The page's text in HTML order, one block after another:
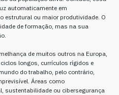
automaticamente em
estrutural ou maior produtividade. O
de formação, mas na sua
de muitos outros na Europa,
longos, currículos rígidos e
do trabalho, pelo contrário,
Áreas como
sustentabilidade ou cibersegurança